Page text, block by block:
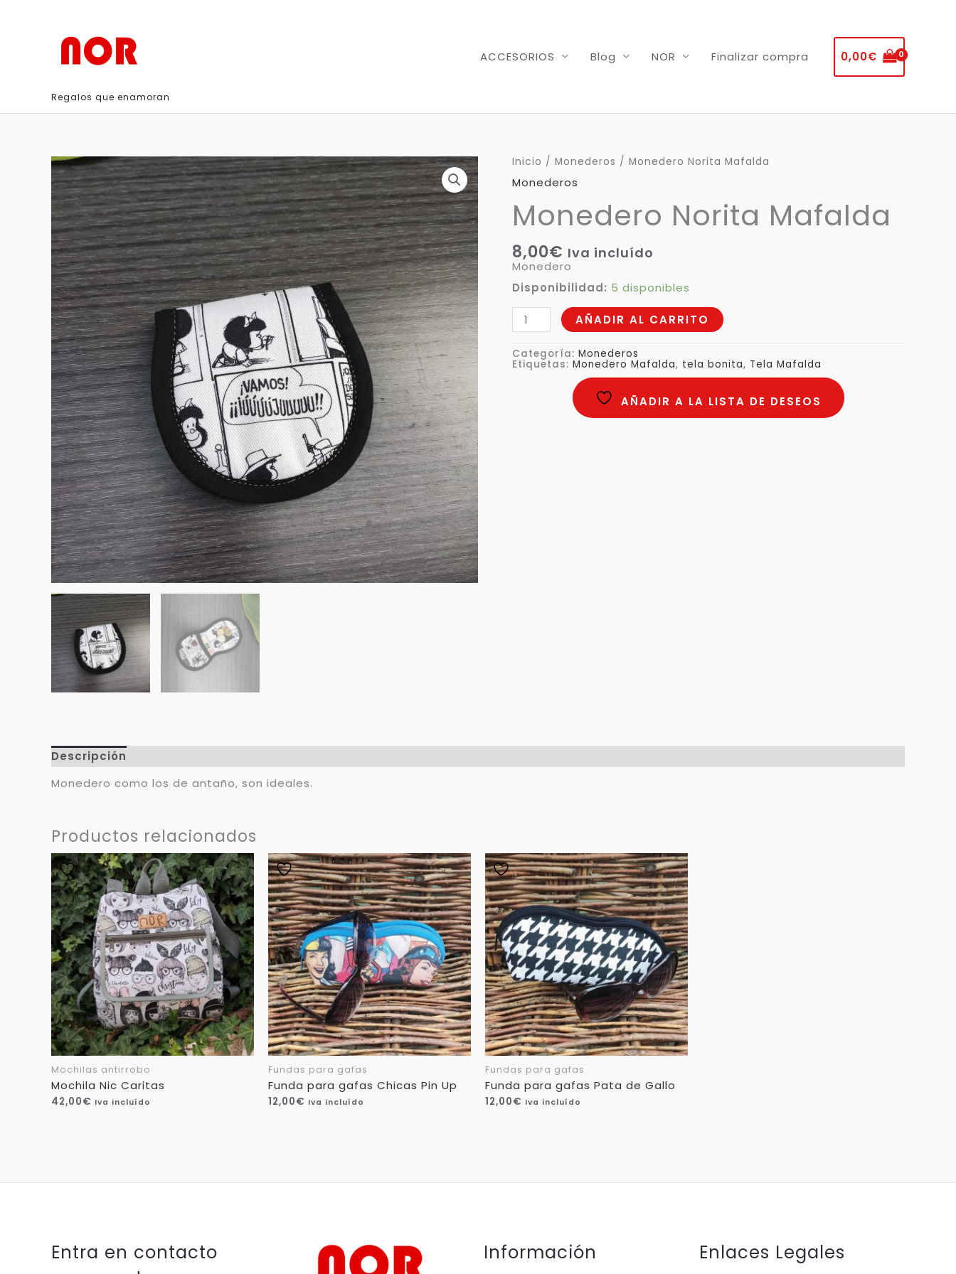
Regalos que enamoran
ACCESORIOS Blog NOR Finalizar compra 0,00€
Inicio / Monederos / Monedero Norita Mafalda
Monederos
Monedero Norita Mafalda
8,00€ Iva incluído
Monedero
Disponibilidad: 5 disponibles
Monedero
Mafalda
AÑADIR AL CARRITO
Categoría: Monederos
Etiquetas: Monedero Mafalda, tela bonita, Tela Mafalda
AÑADIR A LA LISTA DE DESEOS
Descripción
Monedero como los de antaño, son ideales.
Productos relacionados
Mochilas antirrobo
Mochila Nic Caritas
42,00€ Iva incluído
Fundas para gafas
Funda para gafas Chicas Pin Up
12,00€ Iva incluído
Fundas para gafas
Funda para gafas Pata de Gallo
12,00€ Iva incluído
Entra en contacto
Información Enlaces Legales